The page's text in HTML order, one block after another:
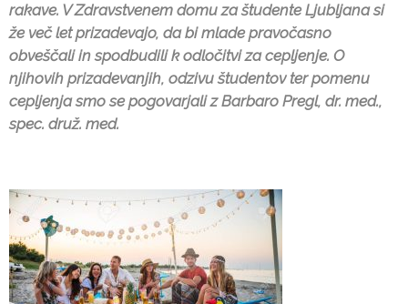
rakave. V Zdravstvenem domu za študente Ljubljana si
že več let prizadevajo, da bi mlade pravočasno
obveščali in spodbudili k odločitvi za cepljenje. O
njihovih prizadevanjih, odzivu študentov ter pomenu
cepljenja smo se pogovarjali z Barbaro Pregl, dr. med.,
spec. druž. med.